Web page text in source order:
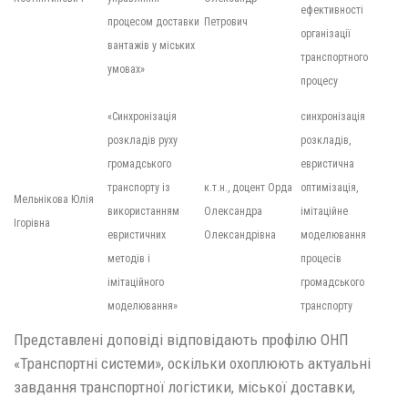
процесом доставки
вантажів у міських
умовах»
Петрович
ефективності
організації
транспортного
процесу
Мельнікова Юлія
Ігорівна
«Синхронізація
розкладів руху
громадського
транспорту із
використанням
евристичних
методів і
імітаційного
моделювання»
к.т.н., доцент Орда
Олександра
Олександрівна
синхронізація
розкладів,
евристична
оптимізація,
імітаційне
моделювання
процесів
громадського
транспорту
Представлені доповіді відповідають профілю ОНП
«Транспортні системи», оскільки охоплюють актуальні
завдання транспортної логістики, міської доставки,